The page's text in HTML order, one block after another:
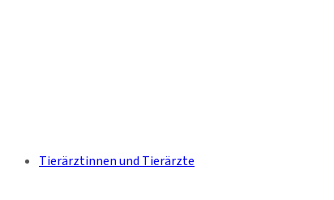
Tierärztinnen und Tierärzte